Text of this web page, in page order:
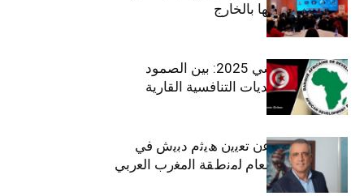
استعادة كفاءاتها بالخارج
الاقتصاد التونسي 2025: بين الصمود
الاجتماعي وتحديات التنافسية القارية
ﺗﯾﺗرا ﺑﺎك ﺗﻌﻠن ﻋن ﺗﻌﯾﯾن ھﯾﺛم دﺑﯾش ﻓﻲ
ﻣﻧﺻب اﻟﻣدﯾر اﻟﻌﺎم ﻟﻣﻧطﻘﺔ اﻟﻣﻐرب اﻟﻌرﺑﻲ
وﻏرب أﻓرﯾﻘﯾﺎ